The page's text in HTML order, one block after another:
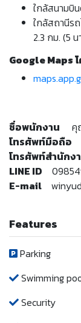
ใกล้สนามบิ
ใกล้สถานีร
2.3 กม. (5 น
Google Maps
ชื่อพนักงาน คุ
โทรศัพท์มือถือ
โทรศัพท์สำนักง
LINE ID
E-mail
Features
Parking
Swimming
Security